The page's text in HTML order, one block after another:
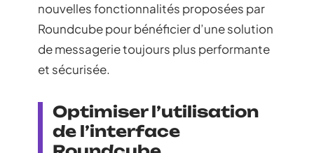
nouvelles fonctionnalités proposées par
Roundcube pour bénéficier d’une solution
de messagerie toujours plus performante
et sécurisée.
Optimiser l’utilisation
de l’interface